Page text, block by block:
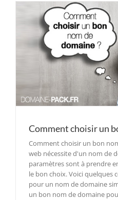
Comment choisir un
Comment choisir un bon
web nécessite d'un nom de
paramètres sont à prendre
le bon choix. Voici quelques
pour un nom de domaine
un bon nom de domaine